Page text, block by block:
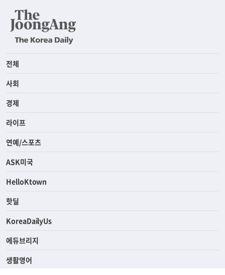
전체
사회
경제
라이프
연예/스포츠
ASK미국
HelloKtown
핫딜
KoreaDailyUs
에듀브리지
생활영어